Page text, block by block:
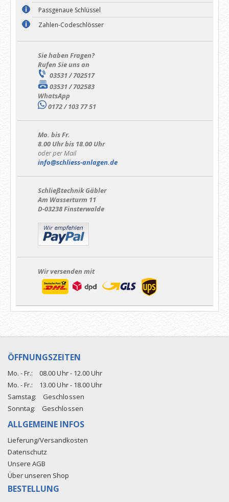
Passgenaue Schlüssel
Zahlen-Codeschlösser
Sie haben Fragen?
Rufen Sie uns an
03531 / 702517
03531 / 702583
WhatsApp
0172 / 103 77 51
Mo. bis Fr.
8.00 Uhr bis 18.00 Uhr
oder per Mail
info@schliess-anlagen.de
Schließtechnik Gäbler
Am Wasserturm 11
D-03238 Finsterwalde
Wir versenden mit
ÖFFNUNGSZEITEN
Mo. - Fr.:
08.00 Uhr - 12.00 Uhr
Mo. - Fr.:
13.00 Uhr - 18.00 Uhr
Samstag:
Geschlossen
Sonntag:
Geschlossen
ALLGEMEINE INFOS
Lieferung/Versandkosten
Datenschutz
Unsere AGB
Über unseren Shop
BESTELLUNG